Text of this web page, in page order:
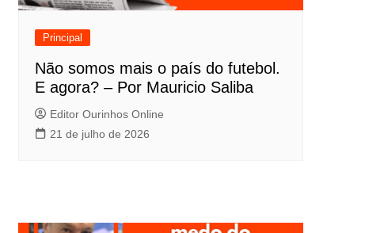
Principal
Não somos mais o país do futebol.
E agora? – Por Mauricio Saliba
Editor Ourinhos Online
21 de julho de 2026